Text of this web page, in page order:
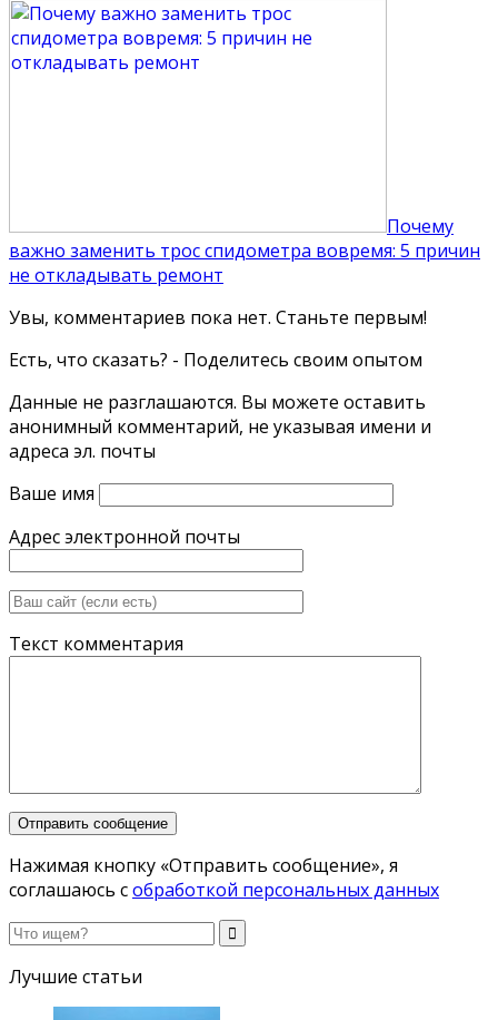
Почему
важно заменить трос спидометра вовремя: 5 причин
не откладывать ремонт
Увы, комментариев пока нет. Станьте первым!
Есть, что сказать? - Поделитесь своим опытом
Данные не разглашаются. Вы можете оставить
анонимный комментарий, не указывая имени и
адреса эл. почты
Ваше имя
Адрес электронной почты
Текст комментария
Нажимая кнопку «Отправить сообщение», я
соглашаюсь собработкой персональных данных
Лучшие статьи